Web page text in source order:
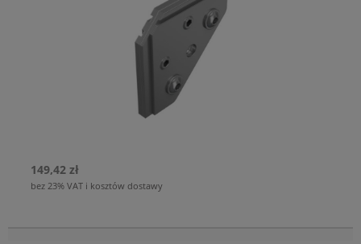
149,42 zł
bez 23% VAT i kosztów dostawy